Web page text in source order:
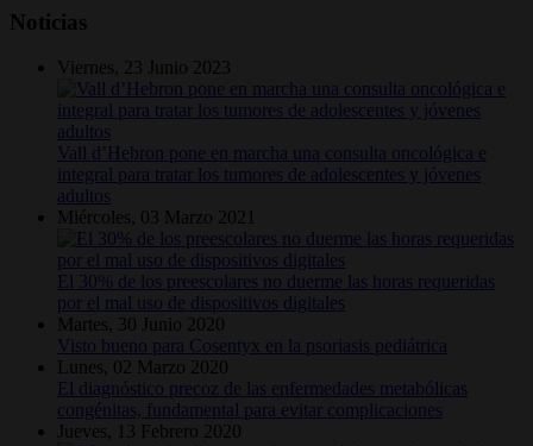
Noticias
Viernes, 23 Junio 2023
Vall d’Hebron pone en marcha una consulta oncológica e
integral para tratar los tumores de adolescentes y jóvenes
adultos
Miércoles, 03 Marzo 2021
El 30% de los preescolares no duerme las horas requeridas
por el mal uso de dispositivos digitales
Martes, 30 Junio 2020
Visto bueno para Cosentyx en la psoriasis pediátrica
Lunes, 02 Marzo 2020
El diagnóstico precoz de las enfermedades metabólicas
congénitas, fundamental para evitar complicaciones
Jueves, 13 Febrero 2020